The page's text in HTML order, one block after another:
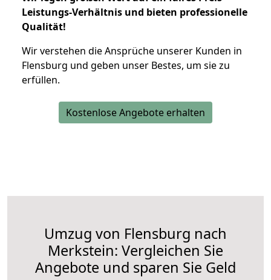
Leistungs-Verhältnis und bieten professionelle
Qualität!
Wir verstehen die Ansprüche unserer Kunden in
Flensburg und geben unser Bestes, um sie zu
erfüllen.
Kostenlose Angebote erhalten
Umzug von Flensburg nach
Merkstein: Vergleichen Sie
Angebote und sparen Sie Geld